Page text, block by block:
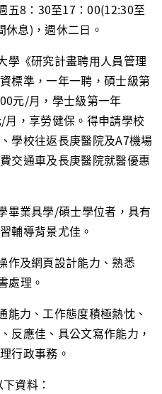
五8 ： 30至17 ：00(12:30至
休息) ，週休二日。
學《研究計畫聘用人員管理
標準，一年一聘，碩士級第
元/月，學士級第一年
/月，享勞健保。得申請學校
學校往返長庚醫院及A7機場
交通車及長庚醫院就醫優惠
畢業具學/碩士學位者，具有
輔導背景尤佳。
作及網頁設計能力、熟悉
處理。
能力、工作態度積極熱忱、
反應佳、具公文寫作能力，
行政事務。
資料：